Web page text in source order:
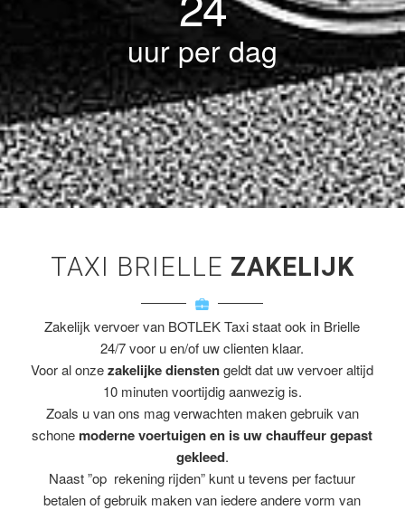
uur per dag
TAXI BRIELLE ZAKELIJK
Zakelijk vervoer van BOTLEK Taxi staat ook in Brielle
24/7 voor u en/of uw clienten klaar.
Voor al onzezakelijke dienstengeldt dat uw vervoer altijd
10 minuten voortijdig aanwezig is.
Zoals u van ons mag verwachten maken gebruik van
schone moderne voertuigen en is uw chauffeur gepast
gekleed.
Naast ”op rekening rijden” kunt u tevens per factuur
betalen of gebruik maken van iedere andere vorm van